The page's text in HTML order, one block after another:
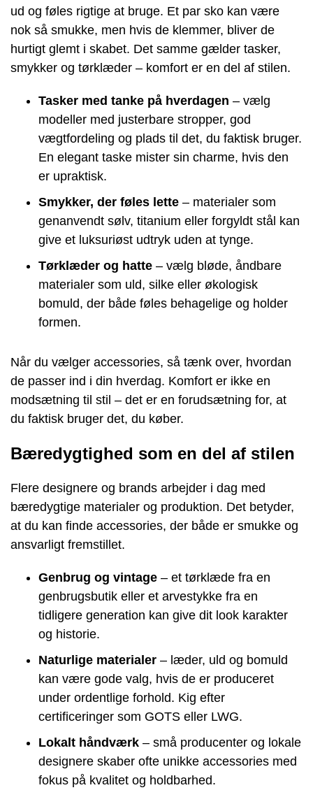
ud og føles rigtige at bruge. Et par sko kan være
nok så smukke, men hvis de klemmer, bliver de
hurtigt glemt i skabet. Det samme gælder tasker,
smykker og tørklæder – komfort er en del af stilen.
Tasker med tanke på hverdagen – vælg
modeller med justerbare stropper, god
vægtfordeling og plads til det, du faktisk bruger.
En elegant taske mister sin charme, hvis den
er upraktisk.
Smykker, der føles lette – materialer som
genanvendt sølv, titanium eller forgyldt stål kan
give et luksuriøst udtryk uden at tynge.
Tørklæder og hatte – vælg bløde, åndbare
materialer som uld, silke eller økologisk
bomuld, der både føles behagelige og holder
formen.
Når du vælger accessories, så tænk over, hvordan
de passer ind i din hverdag. Komfort er ikke en
modsætning til stil – det er en forudsætning for, at
du faktisk bruger det, du køber.
Bæredygtighed som en del af stilen
Flere designere og brands arbejder i dag med
bæredygtige materialer og produktion. Det betyder,
at du kan finde accessories, der både er smukke og
ansvarligt fremstillet.
Genbrug og vintage – et tørklæde fra en
genbrugsbutik eller et arvestykke fra en
tidligere generation kan give dit look karakter
og historie.
Naturlige materialer – læder, uld og bomuld
kan være gode valg, hvis de er produceret
under ordentlige forhold. Kig efter
certificeringer som GOTS eller LWG.
Lokalt håndværk – små producenter og lokale
designere skaber ofte unikke accessories med
fokus på kvalitet og holdbarhed.